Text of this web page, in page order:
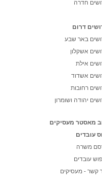
חדרה
דרום
באר שבע
אשקלון
אילת
אשדוד
רחובות
יהודה ושומרון
מאסטר מעסיקים
עובדים
משרה
עובדים
קשר - מעסיקים